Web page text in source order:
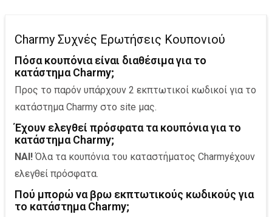
Charmy Συχνές Ερωτήσεις Κουπονιού
Πόσα κουπόνια είναι διαθέσιμα για το
κατάστημα Charmy;
Προς το παρόν υπάρχουν 2 εκπτωτικοί κωδικοί για το
κατάστημα Charmy στο site μας.
Έχουν ελεγθεί πρόσφατα τα κουπόνια για το
κατάστημα Charmy;
ΝΑΙ!Όλα τα κουπόνια του καταστήματος Charmyέχουν
ελεγθεί πρόσφατα.
Πού μπορώ να βρω εκπτωτικούς κωδικούς για
το κατάστημα Charmy;